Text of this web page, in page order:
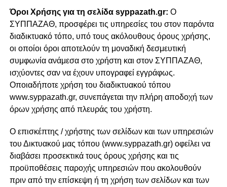
Όροι Χρήσης για τη σελίδα syppazath.gr: Ο
ΣΥΠΠΑΖΑΘ, προσφέρει τις υπηρεσίες του στον παρόντα
διαδικτυακό τόπο, υπό τους ακόλουθους όρους χρήσης,
οι οποίοι όροι αποτελούν τη μοναδική δεσμευτική
συμφωνία ανάμεσα στο χρήστη και στον ΣΥΠΠΑΖΑΘ,
ισχύοντες σαν να έχουν υπογραφεί εγγράφως.
Οποιαδήποτε χρήση του διαδικτυακού τόπου
www.syppazath.gr, συνεπάγεται την πλήρη αποδοχή των
όρων χρήσης από πλευράς του χρήστη.
Ο επισκέπτης / χρήστης των σελίδων και των υπηρεσιών
του Δικτυακού μας τόπου (www.syppazath.gr) οφείλει να
διαβάσει προσεκτικά τους όρους χρήσης και τις
προϋποθέσεις παροχής υπηρεσιών που ακολουθούν
πριν από την επίσκεψη ή τη χρήση των σελίδων και των